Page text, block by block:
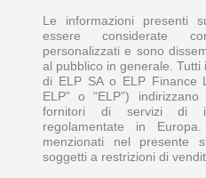
Le informazioni presenti
essere considerate
personalizzati e sono
al pubblico in generale.
di ELP SA o ELP Finance
ELP” o “ELP”)
fornitori di servizi di
regolamentate in
menzionati nel presente
soggetti a restrizioni di